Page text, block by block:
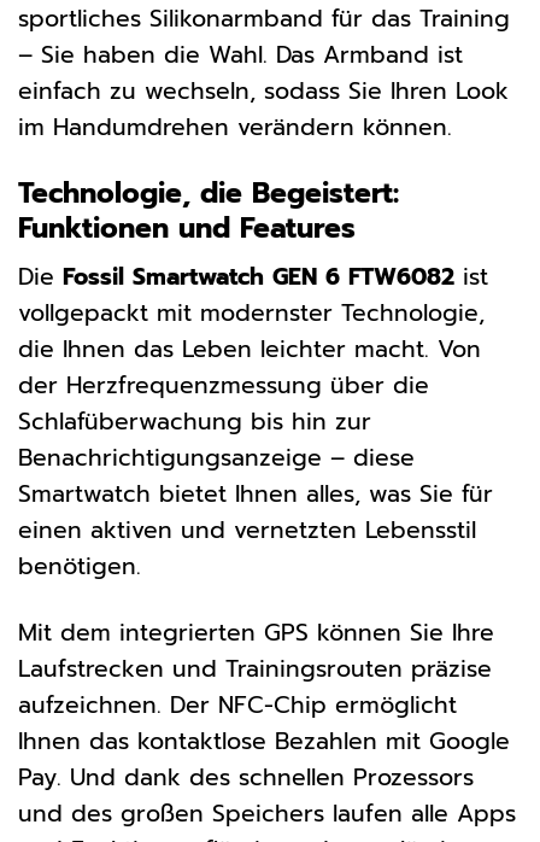
sportliches Silikonarmband für das Training
– Sie haben die Wahl. Das Armband ist
einfach zu wechseln, sodass Sie Ihren Look
im Handumdrehen verändern können.
Technologie, die Begeistert:
Funktionen und Features
Die Fossil Smartwatch GEN 6 FTW6082 ist
vollgepackt mit modernster Technologie,
die Ihnen das Leben leichter macht. Von
der Herzfrequenzmessung über die
Schlafüberwachung bis hin zur
Benachrichtigungsanzeige – diese
Smartwatch bietet Ihnen alles, was Sie für
einen aktiven und vernetzten Lebensstil
benötigen.
Mit dem integrierten GPS können Sie Ihre
Laufstrecken und Trainingsrouten präzise
aufzeichnen. Der NFC-Chip ermöglicht
Ihnen das kontaktlose Bezahlen mit Google
Pay. Und dank des schnellen Prozessors
und des großen Speichers laufen alle Apps